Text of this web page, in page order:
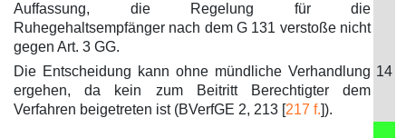
Auffassung, die Regelung für die
Ruhegehaltsempfänger nach dem G 131 verstoße nicht
gegen Art. 3 GG.
Die Entscheidung kann ohne mündliche Verhandlung
ergehen, da kein zum Beitritt Berechtigter dem
Verfahren beigetreten ist (BVerfGE 2, 213 [217 f.]).
14